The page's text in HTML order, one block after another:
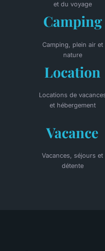
et du voyage
Camping
Camping, plein air et
nature
Location
Locations de
et hébergement
Vacance
Vacances, séjours et
détente